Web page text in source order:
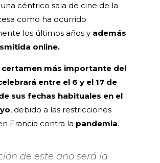
céntrico sala de cine de la
como ha ocurrido
los últimos años y además
online.
certamen más importante del
entre el 6 y el 17 de
sus fechas habituales en el
, debido a las restricciones
Francia contra la pandemia.
de este año será la